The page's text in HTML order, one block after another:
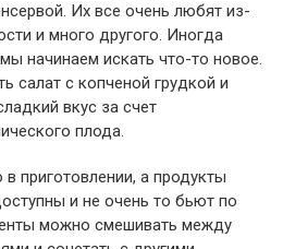
Их все очень любят из-
и много другого. Иногда
начинаем искать что-то новое.
салат с копченой грудкой и
вкус за счет
плода.
приготовлении, а продукты
и не очень то бьют по
можно смешивать между